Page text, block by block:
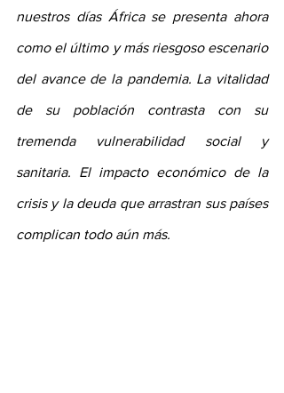
nuestros días África se presenta ahora
como el último y más riesgoso escenario
del avance de la pandemia. La vitalidad
de su población contrasta con su
tremenda vulnerabilidad social y
sanitaria. El impacto económico de la
crisis y la deuda que arrastran sus países
complican todo aún más.